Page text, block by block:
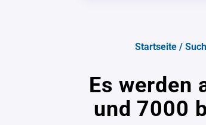
Startseite /
Es werden
und 7000